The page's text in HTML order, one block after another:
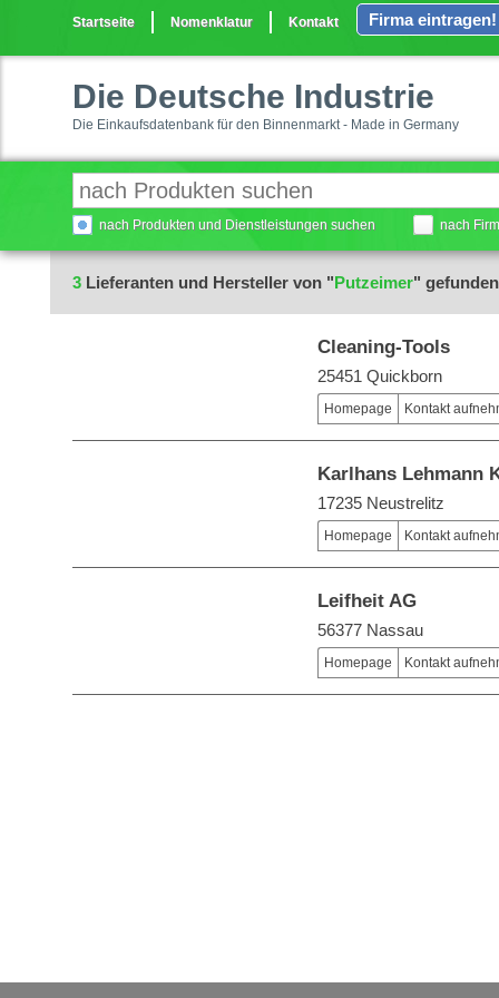
Startseite Nomenklatur Kontakt Firma eintragen!
Die Deutsche Industrie
Die Einkaufsdatenbank für den Binnenmarkt - Made in Germany
nach Produkten und Dienstleistungen suchen nach
3 Lieferanten und Hersteller von "Putzeimer" gefunden
Cleaning-Tools
25451 Quickborn
Homepage Kontakt
Karlhans Lehmann
17235 Neustrelitz
Homepage Kontakt
Leifheit AG
56377 Nassau
Homepage Kontakt